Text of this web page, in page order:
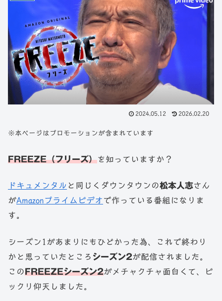
2024.05.12 2026.02.20
※本ページはプロモーションが含まれています
FREEZE（フリーズ）を知っていますか？
ドキュメンタル と同じくダウンタウンの松本人志さん
がAmazonプライムビデオ で作っている番組になりま
す。
シーズン1があまりにもひどかった為、これで終わり
かと思っていたところ シーズン2が配信されました。
このFREEZEシーズン2がメチャクチャ面白くて、ビ
ックリ仰天しました。